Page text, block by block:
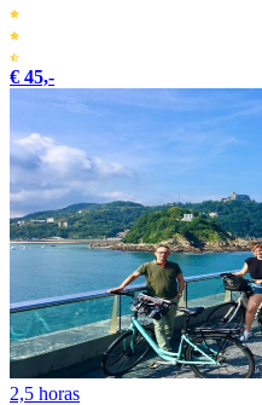
€ 45,-
2,5 horas